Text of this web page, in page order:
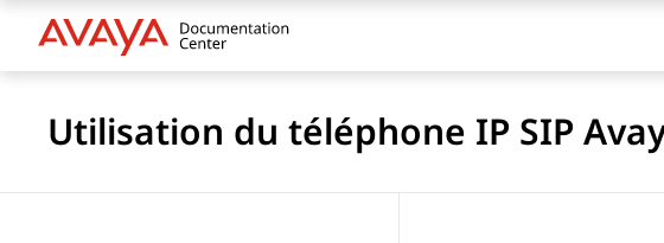
Utilisation du téléphone IP SIP